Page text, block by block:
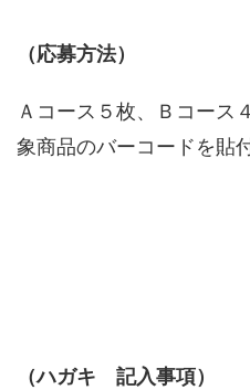
（応募方法）
Ａコース５枚、Ｂコース
象商品のバーコードを貼
（ハガキ 記入事項）